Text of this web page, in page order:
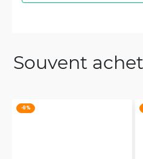
Souvent
-9 %